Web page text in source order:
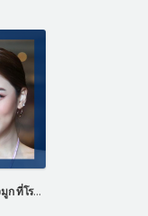
เอิร์นภัทร รีวิวศัลยกรรมโครงหน้า จมูก ที่โรงพยาบาลไอดี ประเทศเกาหลี